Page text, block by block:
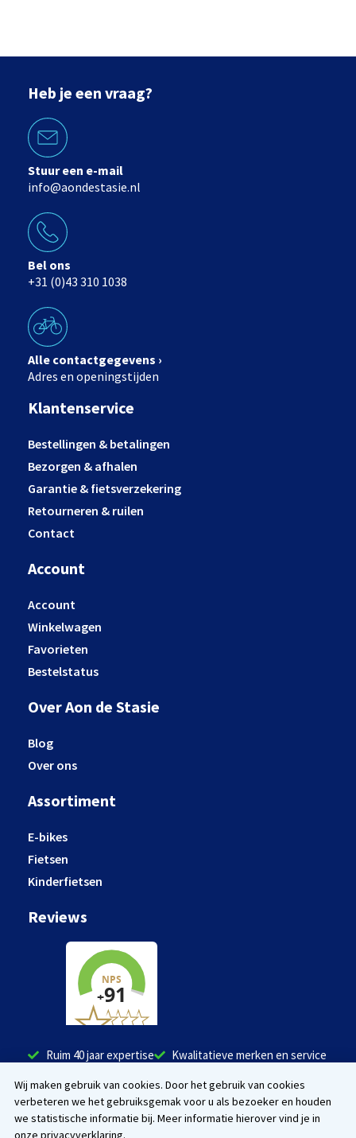
Heb je een vraag?
Stuur een e-mail
info@aondestasie.nl
Bel ons
+31 (0)43 310 1038
Alle contactgegevens ›
Adres en openingstijden
Klantenservice
Bestellingen & betalingen
Bezorgen & afhalen
Garantie & fietsverzekering
Retourneren & ruilen
Contact
Account
Account
Winkelwagen
Favorieten
Bestelstatus
Over Aon de Stasie
Blog
Over ons
Assortiment
E-bikes
Fietsen
Kinderfietsen
Reviews
Ruim 40 jaar expertise
Kwalitatieve merken en service
Instagram
Wij maken gebruik van cookies. Door het gebruik van cookies
verbeteren we het gebruiksgemak voor u als bezoeker en houden
we statistische informatie bij. Meer informatie hierover vind je in
onze privacyverklaring.